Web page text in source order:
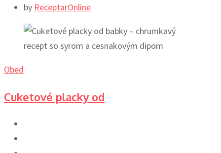
by ReceptarOnline
Obed
Cuketové placky od